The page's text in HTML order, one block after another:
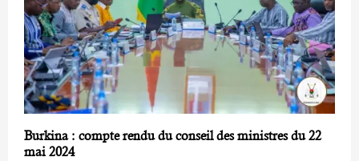
Burkina : compte rendu du conseil des ministres du 22
mai 2024